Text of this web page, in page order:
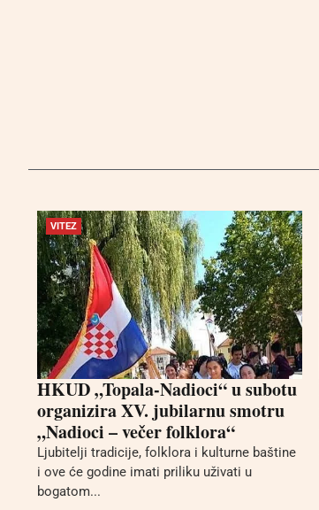
VITEZ
HKUD „Topala-Nadioci“ u subotu
organizira XV. jubilarnu smotru
„Nadioci – večer folklora“
Ljubitelji tradicije, folklora i kulturne baštine
i ove će godine imati priliku uživati u
bogatom...